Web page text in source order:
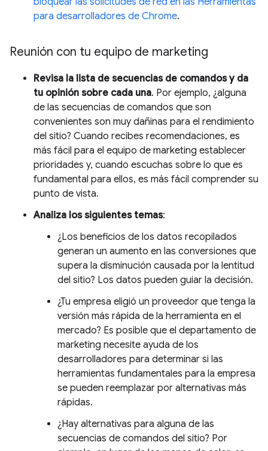
para desarrolladores de Chrome.
Reunión con tu equipo de marketing
Revisa la lista de secuencias de comandos y da
tu opinión sobre cada una. Por ejemplo, ¿alguna
de las secuencias de comandos que son
convenientes son muy dañinas para el rendimiento
del sitio? Cuando recibes recomendaciones, es
más fácil para el equipo de marketing establecer
prioridades y, cuando escuchas sobre lo que es
fundamental para ellos, es más fácil comprender su
punto de vista.
Analiza los siguientes temas:
¿Los beneficios de los datos recopilados
generan un aumento en las conversiones que
supera la disminución causada por la lentitud
del sitio? Los datos pueden guiar la decisión.
¿Tu empresa eligió un proveedor que tenga la
versión más rápida de la herramienta en el
mercado? Es posible que el departamento de
marketing necesite ayuda de los
desarrolladores para determinar si las
herramientas fundamentales para la empresa
se pueden reemplazar por alternativas más
rápidas.
¿Hay alternativas para alguna de las
secuencias de comandos del sitio? Por